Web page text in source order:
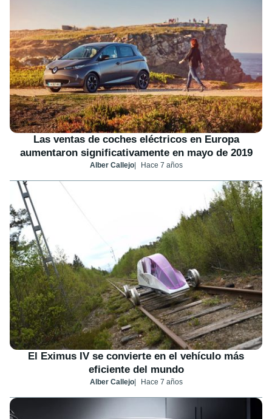
Las ventas de coches eléctricos en Europa
aumentaron significativamente en mayo de 2019
Alber Callejo Hace 7 años
El Eximus IV se convierte en el vehículo más
eficiente del mundo
Alber Callejo Hace 7 años